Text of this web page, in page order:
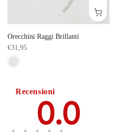
Orecchini Raggi Brillanti
€31,95
Recensioni
0.0